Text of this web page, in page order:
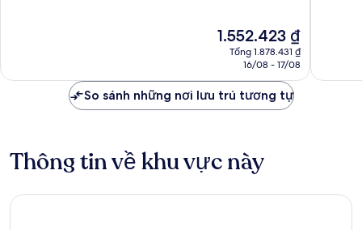
xét
Giá
hiện
1.552.423 ₫
1.552.423 ₫
Tổng 1.878.431 ₫
16/08 - 17/08
xét
So sánh những nơi lưu trú tương tự
Thông tin về khu vực này